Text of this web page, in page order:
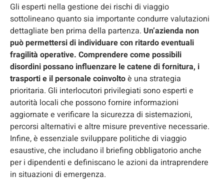
Gli esperti nella gestione dei rischi di viaggio
sottolineano quanto sia importante condurre valutazioni
dettagliate ben prima della partenza. Un’azienda non
può permettersi di individuare con ritardo eventuali
fragilità operative. Comprendere come possibili
disordini possano influenzare le catene di fornitura, i
trasporti e il personale coinvoltoè una strategia
prioritaria. Gli interlocutori privilegiati sono esperti e
autorità locali che possono fornire informazioni
aggiornate e verificare la sicurezza di sistemazioni,
percorsi alternativi e altre misure preventive necessarie.
Infine, è essenziale sviluppare politiche di viaggio
esaustive, che includano il briefing obbligatorio anche
per i dipendenti e definiscano le azioni da intraprendere
in situazioni di emergenza.